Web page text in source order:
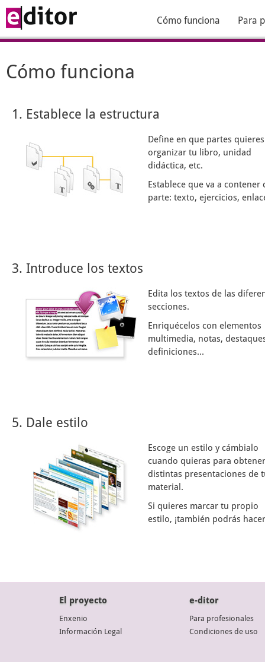
Cómo funciona Para
Cómo funciona
1. Establece la estructura
Define en que partes quieres
organizar tu libro, unidad
didáctica, etc.
Establece que va a contener
parte: texto, ejercicios,
3. Introduce los textos
Edita los textos de las
secciones.
Enriquécelos con elementos
multimedia, notas,
definiciones...
5. Dale estilo
Escoge un estilo y cámbialo
cuando quieras para obtener
distintas presentaciones de
material.
Si quieres marcar tu propio
estilo, ¡también podrás
El proyecto
Enxenio
Información Legal
e-ditor
Para profesionales
Condiciones de uso